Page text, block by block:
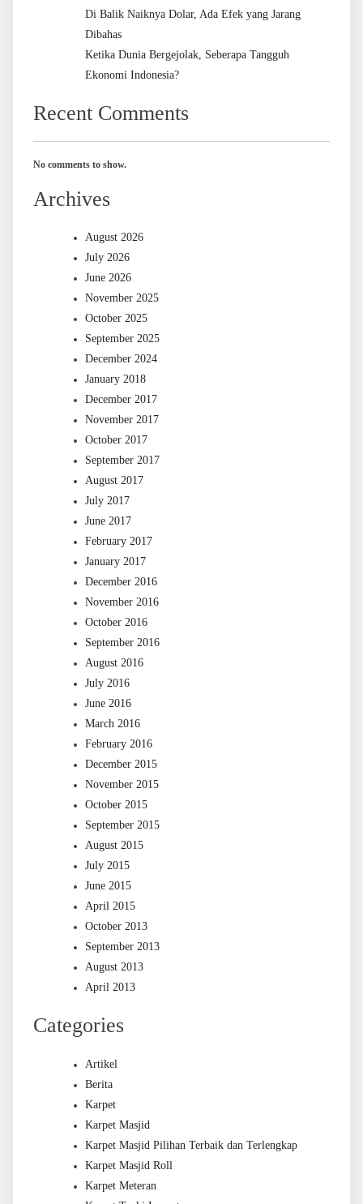
Di Balik Naiknya Dolar, Ada Efek yang Jarang
Dibahas
Ketika Dunia Bergejolak, Seberapa Tangguh
Ekonomi Indonesia?
Recent Comments
No comments to show.
Archives
August 2026
July 2026
June 2026
November 2025
October 2025
September 2025
December 2024
January 2018
December 2017
November 2017
October 2017
September 2017
August 2017
July 2017
June 2017
February 2017
January 2017
December 2016
November 2016
October 2016
September 2016
August 2016
July 2016
June 2016
March 2016
February 2016
December 2015
November 2015
October 2015
September 2015
August 2015
July 2015
June 2015
April 2015
October 2013
September 2013
August 2013
April 2013
Categories
Artikel
Berita
Karpet
Karpet Masjid
Karpet Masjid Pilihan Terbaik dan Terlengkap
Karpet Masjid Roll
Karpet Meteran